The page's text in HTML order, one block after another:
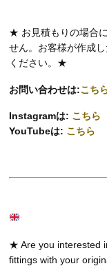
★ お見積もりの場合
せん。お客様が作成
ください。★
お問い合わせは:こち
Instagramは: こちら
YouTubeは: こちら
★ Are you interested
fittings with your